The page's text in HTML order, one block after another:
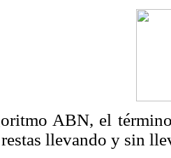
ABN, el
llevando y sin